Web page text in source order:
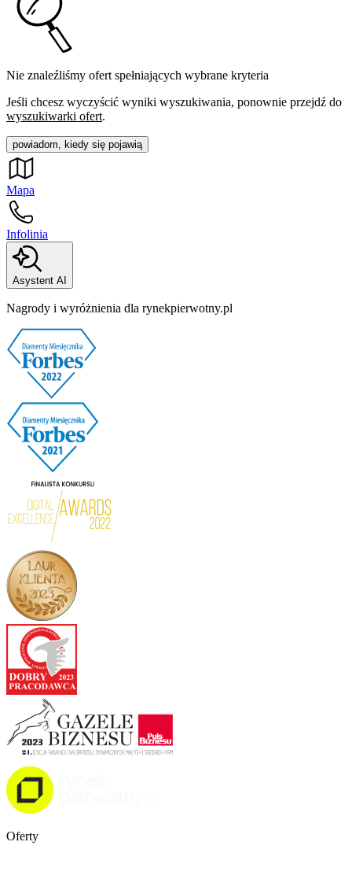
Nie znaleźliśmy ofert spełniających wybrane kryteria
Jeśli chcesz wyczyścić wyniki wyszukiwania, ponownie przejdź do
wyszukiwarki ofert.
powiadom, kiedy się pojawią
Mapa
Infolinia
Asystent AI
Nagrody i wyróżnienia dla rynekpierwotny.pl
Oferty